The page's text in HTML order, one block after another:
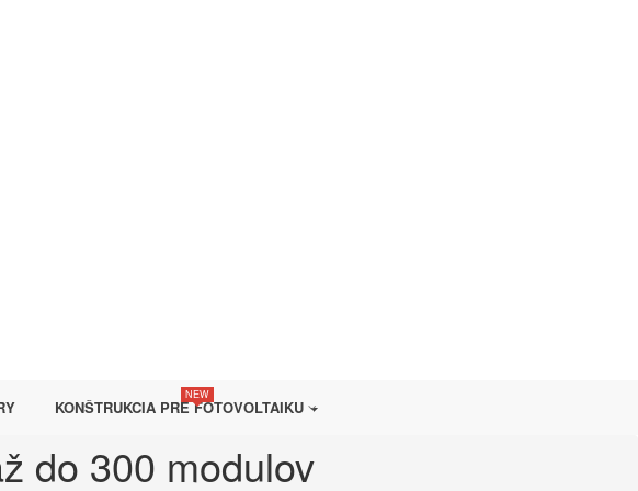
KONŠTRUKCIA PRE FOTOVOLTAIKU
NEW
do 300 modulov